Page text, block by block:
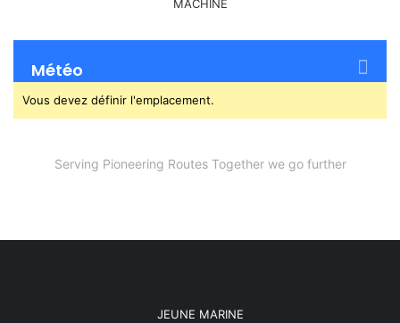
Météo
Vous devez définir l'emplacement.
Serving Pioneering Routes Together we go further
JEUNE MARINE